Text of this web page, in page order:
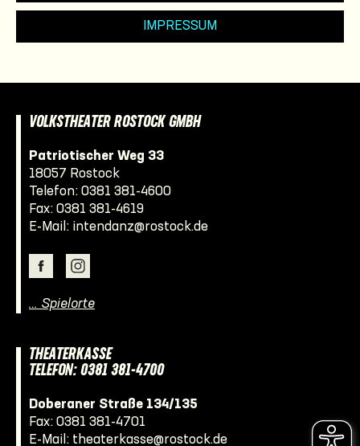
IMPRESSUM
VOLKSTHEATER ROSTOCK GMBH
Patriotischer Weg 33
18057 Rostock
Telefon: 0381 381-4600
Fax: 0381 381-4619
E-Mail: intendanz@rostock.de
… Spielorte
THEATERKASSE
TELEFON: 0381 381-4700
Doberaner Straße 134/135
Fax: 0381 381-4701
E-Mail: theaterkasse@rostock.de